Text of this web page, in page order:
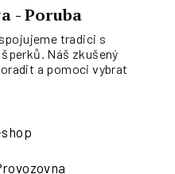
- Poruba
tradici s
Náš zkušený
a pomoci vybrat
shop